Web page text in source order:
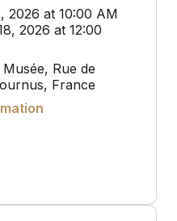
2026 at 10:00 AM
2026 at 12:00
Rue de
France